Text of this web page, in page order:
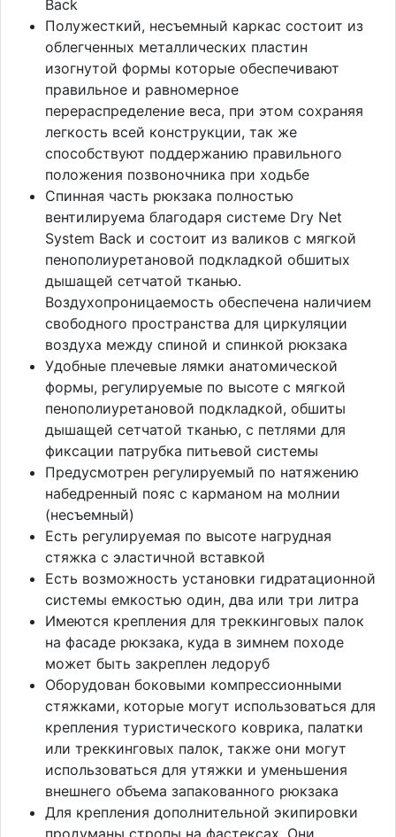
Back
Полужесткий, несъемный каркас состоит из
облегченных металлических пластин
изогнутой формы которые обеспечивают
правильное и равномерное
перераспределение веса, при этом сохраняя
легкость всей конструкции, так же
способствуют поддержанию правильного
положения позвоночника при ходьбе
Спинная часть рюкзака полностью
вентилируема благодаря системе Dry Net
System Back и состоит из валиков с мягкой
пенополиуретановой подкладкой обшитых
дышащей сетчатой тканью.
Воздухопроницаемость обеспечена наличием
свободного пространства для циркуляции
воздуха между спиной и спинкой рюкзака
Удобные плечевые лямки анатомической
формы, регулируемые по высоте с мягкой
пенополиуретановой подкладкой, обшиты
дышащей сетчатой тканью, с петлями для
фиксации патрубка питьевой системы
Предусмотрен регулируемый по натяжению
набедренный пояс с карманом на молнии
(несъемный)
Есть регулируемая по высоте нагрудная
стяжка с эластичной вставкой
Есть возможность установки гидратационной
системы емкостью один, два или три литра
Имеются крепления для треккинговых палок
на фасаде рюкзака, куда в зимнем походе
может быть закреплен ледоруб
Оборудован боковыми компрессионными
стяжками, которые могут использоваться для
крепления туристического коврика, палатки
или треккинговых палок, также они могут
использоваться для утяжки и уменьшения
внешнего объема запакованного рюкзака
Для крепления дополнительной экипировки
продуманы стропы на фастексах. Они